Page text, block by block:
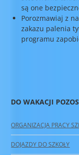
są one
Porozmawiaj z
zakazu palenia
programu
DO WAKACJI
ORGANIZACJA PRACY
DOJAZDY DO SZKOŁY